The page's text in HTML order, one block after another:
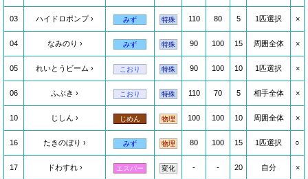
03 ハイドロポンプ みず 特殊 110 80 5 1匹選択 ×
04 なみのり みず 特殊 90 100 15 周囲全体 ×
05 れいとうビーム こおり 特殊 90 100 10 1匹選択 ×
06 ふぶき こおり 特殊 110 70 5 相手全体 ×
10 じしん じめん 物理 100 100 10 周囲全体 ×
16 たきのぼり みず 物理 80 100 15 1匹選択 ○
17 ドわすれ エスパー 変化 - - 20 自分 ×